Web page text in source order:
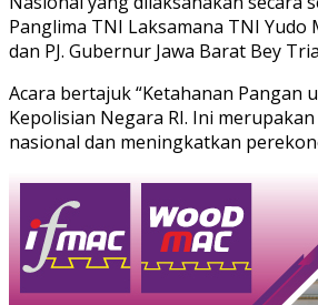
Panglima TNI Laksamana TNI Yudo
dan PJ. Gubernur Jawa Barat Bey
Acara bertajuk “Ketahanan
Kepolisian Negara RI. Ini
nasional dan meningkatkan